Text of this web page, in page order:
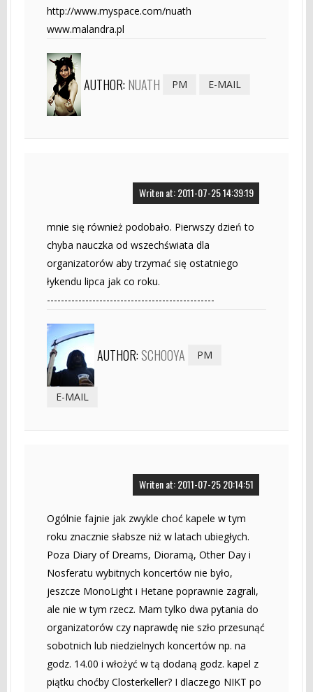
http://www.myspace.com/nuath
www.malandra.pl
AUTHOR: NUATH PM E-MAIL
Writen at: 2011-07-25 14:39:19
mnie się również podobało. Pierwszy dzień to
chyba nauczka od wszechświata dla
organizatorów aby trzymać się ostatniego
łykendu lipca jak co roku.
------------------------------------------------
AUTHOR:SCHOOYA PM
E-MAIL
Writen at: 2011-07-25 20:14:51
Ogólnie fajnie jak zwykle choć kapele w tym
roku znacznie słabsze niż w latach ubiegłych.
Poza Diary of Dreams, Dioramą, Other Day i
Nosferatu wybitnych koncertów nie było,
jeszcze MonoLight i Hetane poprawnie zagrali,
ale nie w tym rzecz. Mam tylko dwa pytania do
organizatorów czy naprawdę nie szło przesunąć
sobotnich lub niedzielnych koncertów np. na
godz. 14.00 i włożyć w tą dodaną godz. kapel z
piątku choćby Closterkeller? I dlaczego NIKT po